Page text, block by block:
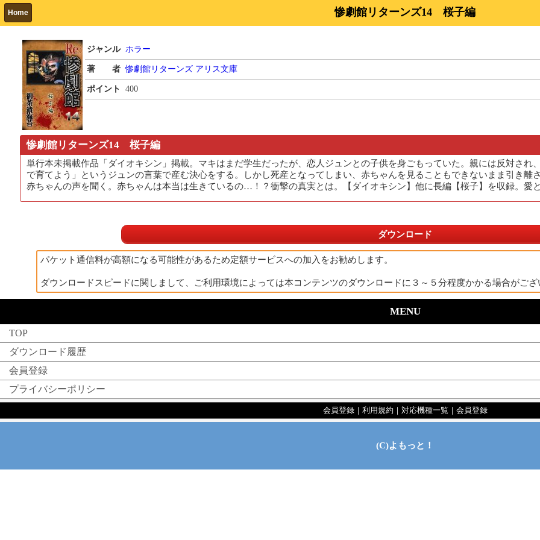
Home 惨劇館リターンズ14 桜子編
ジャンル ホラー
著 者 惨劇館リターンズ アリス文庫
ポイント 400
惨劇館リターンズ14 桜子編
単行本未掲載作品「ダイオキシン」掲載。マキはまだ学生だったが、恋人ジュンとの子供を身ごもっていた。親には反対さ
で育てよう」というジュンの言葉で産む決心をする。しかし死産となってしまい、赤ちゃんを見ることもできないまま引き
赤ちゃんの声を聞く。赤ちゃんは本当は生きているの…！？衝撃の真実とは。【ダイオキシン】他に長編【桜子】を収録。愛
ダウンロード
パケット通信料が高額になる可能性があるため定額サービスへの加入をお勧めします。
ダウンロードスピードに関しまして、ご利用環境によっては本コンテンツのダウンロードに３～５分程度かかる場合がご
MENU
TOP
ダウンロード履歴
会員登録
プライバシーポリシー
会員登録｜ 利用規約 ｜ 対応機種一覧 ｜ 会員登録
(C)よもっと！